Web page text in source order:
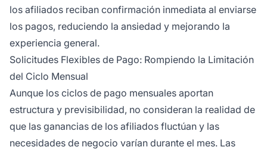
los afiliados reciban confirmación inmediata al enviarse
los pagos, reduciendo la ansiedad y mejorando la
experiencia general.
Solicitudes Flexibles de Pago: Rompiendo la Limitación
del Ciclo Mensual
Aunque los ciclos de pago mensuales aportan
estructura y previsibilidad, no consideran la realidad de
que las ganancias de los afiliados fluctúan y las
necesidades de negocio varían durante el mes. Las